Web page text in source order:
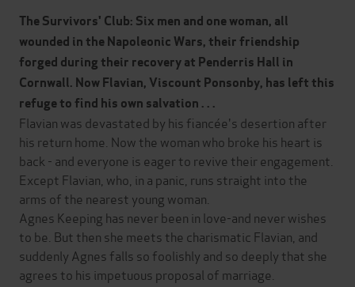
The Survivors' Club: Six men and one woman, all
wounded in the Napoleonic Wars, their friendship
forged during their recovery at Penderris Hall in
Cornwall. Now Flavian, Viscount Ponsonby, has left this
refuge to find his own salvation . . .
Flavian was devastated by his fiancée's desertion after
his return home. Now the woman who broke his heart is
back - and everyone is eager to revive their engagement.
Except Flavian, who, in a panic, runs straight into the
arms of the nearest young woman.
Agnes Keeping has never been in love-and never wishes
to be. But then she meets the charismatic Flavian, and
suddenly Agnes falls so foolishly and so deeply that she
agrees to his impetuous proposal of marriage.